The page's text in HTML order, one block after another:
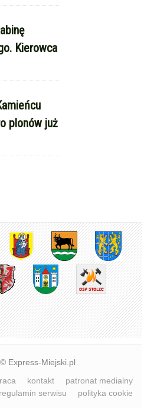
Kierowca
plonów już
Express-Miejski.pl
kontakt
patronat medialny
regulamin serwisu
polityka cookie